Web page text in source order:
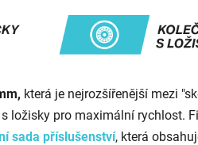
která je nejrozšířenější mezi
s ložisky pro maximální rychlost.
sada příslušenství, která